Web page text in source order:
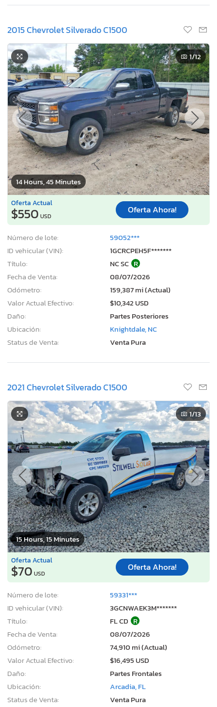
2015 Chevrolet Silverado C1500
14 Hours, 45 Minutes
1/12
Oferta Actual
$550 USD
Oferta Ahora!
Número de lote:
59052***
ID vehicular (VIN):
1GCRCPEH5F*******
Título:
NC SC R
Fecha de Venta:
08/07/2026
Odómetro:
159,387 mi (Actual)
Valor Actual Efectivo:
$10,342 USD
Daño:
Partes Posteriores
Ubicación:
Knightdale, NC
Status de Venta:
Venta Pura
2021 Chevrolet Silverado C1500
15 Hours, 15 Minutes
1/13
Oferta Actual
$70 USD
Oferta Ahora!
Número de lote:
59331***
ID vehicular (VIN):
3GCNWAEK3M*******
Título:
FL CD R
Fecha de Venta:
08/07/2026
Odómetro:
74,910 mi (Actual)
Valor Actual Efectivo:
$16,495 USD
Daño:
Partes Frontales
Ubicación:
Arcadia, FL
Status de Venta:
Venta Pura